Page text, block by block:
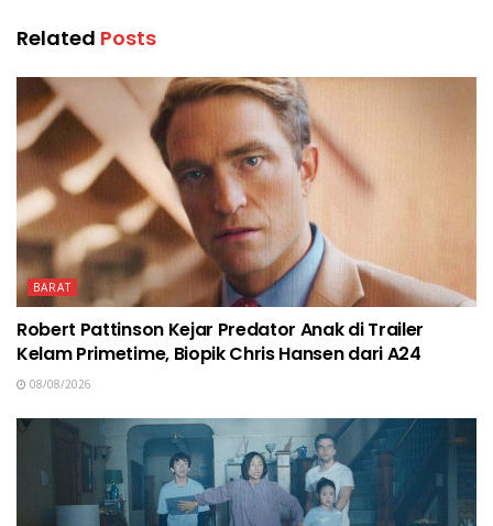
Related Posts
BARAT
Robert Pattinson Kejar Predator Anak di Trailer
Kelam Primetime, Biopik Chris Hansen dari A24
08/08/2026